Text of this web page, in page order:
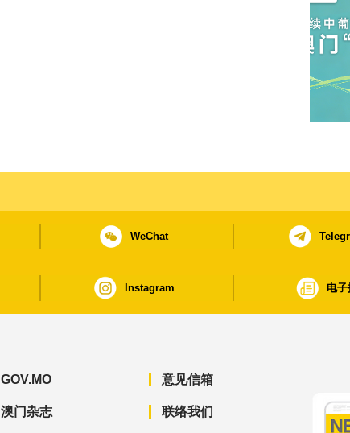
WeChat
Instagram 电子
GOV.MO
澳门杂志
意见信箱
联络我们